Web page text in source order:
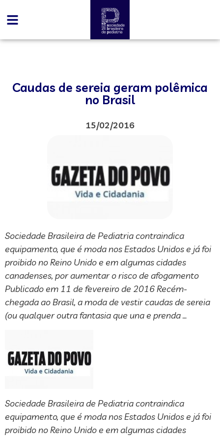
Caudas de sereia geram polêmica
no Brasil
15/02/2016
Sociedade Brasileira de Pediatria contraindica
equipamento, que é moda nos Estados Unidos e já foi
proibido no Reino Unido e em algumas cidades
canadenses, por aumentar o risco de afogamento
Publicado em 11 de fevereiro de 2016 Recém-
chegada ao Brasil, a moda de vestir caudas de sereia
(ou qualquer outra fantasia que una e prenda …
Sociedade Brasileira de Pediatria contraindica
equipamento, que é moda nos Estados Unidos e já foi
proibido no Reino Unido e em algumas cidades